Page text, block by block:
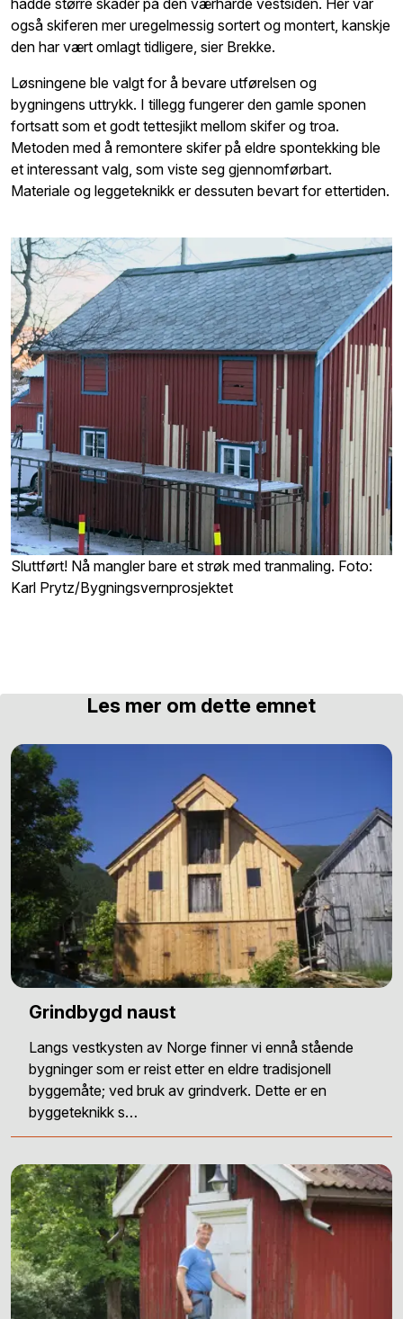
også skiferen mer uregelmessig sortert og montert, kanskje
den har vært omlagt tidligere, sier Brekke.
Løsningene ble valgt for å bevare utførelsen og
bygningens uttrykk. I tillegg fungerer den gamle sponen
fortsatt som et godt tettesjikt mellom skifer og troa.
Metoden med å remontere skifer på eldre spontekking ble
et interessant valg, som viste seg gjennomførbart.
Materiale og leggeteknikk er dessuten bevart for ettertiden.
Sluttført! Nå mangler bare et strøk med tranmaling. Foto:
Karl Prytz/Bygningsvernprosjektet
Les mer om dette emnet
Grindbygd naust
Langs vestkysten av Norge finner vi ennå stående
bygninger som er reist etter en eldre tradisjonell
byggemåte; ved bruk av grindverk. Dette er en
byggeteknikk s…